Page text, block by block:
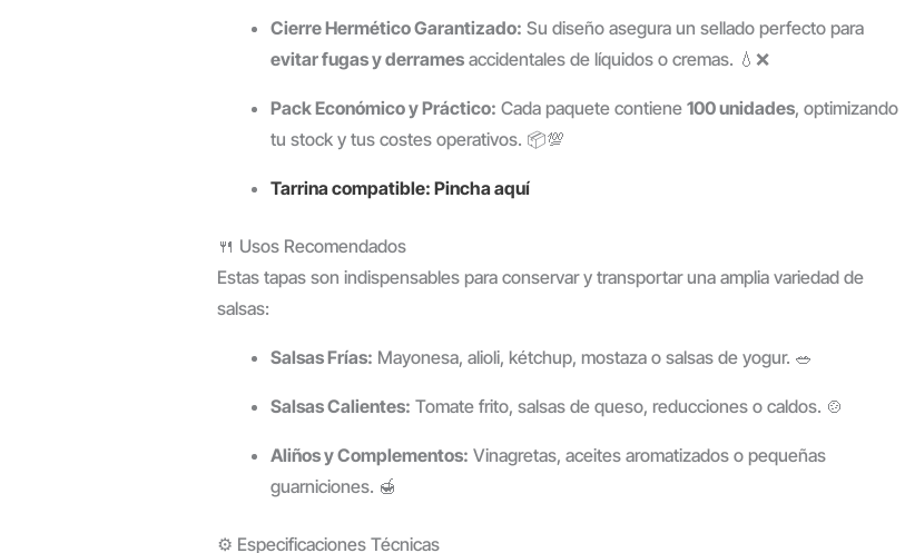
Cierre Hermético Garantizado: Su diseño asegura un sellado perfecto para
evitar fugas y derramesaccidentales de líquidos o cremas. 💧❌
Pack Económico y Práctico: Cada paquete contiene 100 unidades, optimizando
tu stock y tus costes operativos. 📦💯
Tarrina compatible: Pincha aquí
🍴 Usos Recomendados
Estas tapas son indispensables para conservar y transportar una amplia variedad de
salsas:
Salsas Frías: Mayonesa, alioli, kétchup, mostaza o salsas de yogur. 🥗
Salsas Calientes: Tomate frito, salsas de queso, reducciones o caldos. 🍲
Aliños y Complementos: Vinagretas, aceites aromatizados o pequeñas
guarniciones. 🍯
⚙️ Especificaciones Técnicas